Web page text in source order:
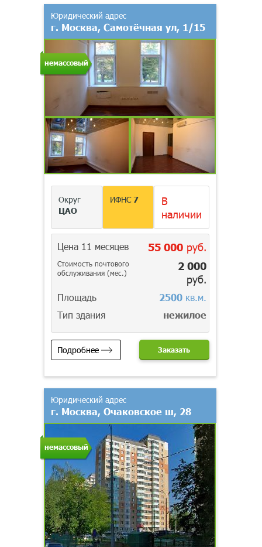
немассовый
Юридический адрес
г. Москва, Самотёчная ул, 1/15
Округ
ЦАО
ИФНС7
В
наличии
Цена 11 месяцев 55 000руб.
Стоимость почтового
обслуживания (мес.)
2 000
руб.
Площадь 2500кв.м.
Тип здания
нежилое
Подробнее Заказать
немассовый
Юридический адрес
г. Москва, Очаковское ш, 28